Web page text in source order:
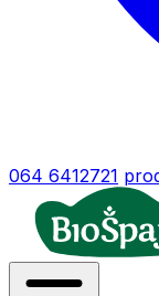
064 6412721